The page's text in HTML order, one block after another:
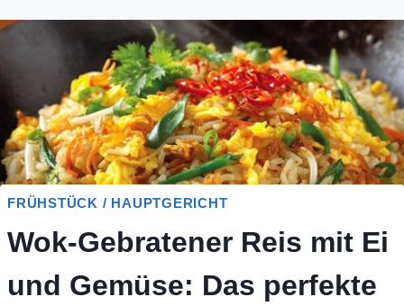
FRÜHSTÜCK / HAUPTGERICHT
Wok-Gebratener Reis mit Ei
und Gemüse: Das perfekte